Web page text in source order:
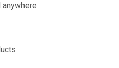
anywhere